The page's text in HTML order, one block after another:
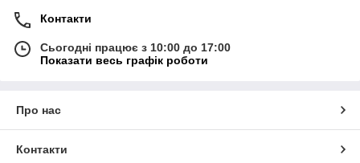
Контакти
Сьогодні працює з 10:00 до 17:00
Показати весь графік роботи
Про нас
Контакти